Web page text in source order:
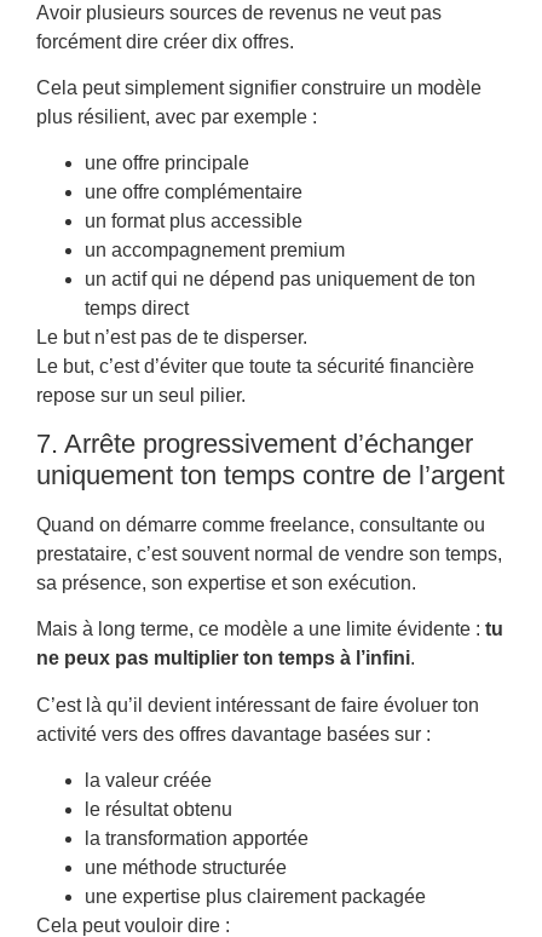
Avoir plusieurs sources de revenus ne veut pas
forcément dire créer dix offres.
Cela peut simplement signifier construire un modèle
plus résilient, avec par exemple :
une offre principale
une offre complémentaire
un format plus accessible
un accompagnement premium
un actif qui ne dépend pas uniquement de ton
temps direct
Le but n’est pas de te disperser.
Le but, c’est d’éviter que toute ta sécurité financière
repose sur un seul pilier.
7. Arrête progressivement d’échanger
uniquement ton temps contre de l’argent
Quand on démarre comme freelance, consultante ou
prestataire, c’est souvent normal de vendre son temps,
sa présence, son expertise et son exécution.
Mais à long terme, ce modèle a une limite évidente : tu
ne peux pas multiplier ton temps à l’infini.
C’est là qu’il devient intéressant de faire évoluer ton
activité vers des offres davantage basées sur :
la valeur créée
le résultat obtenu
la transformation apportée
une méthode structurée
une expertise plus clairement packagée
Cela peut vouloir dire :